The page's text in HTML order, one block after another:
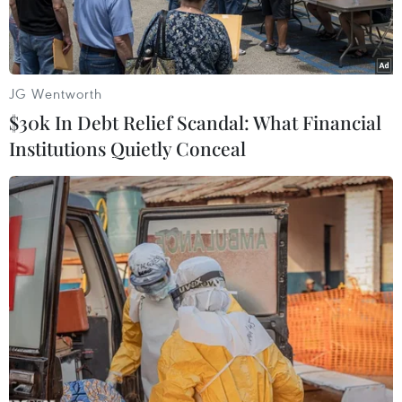
Quy hoạch vùng Đông Nam Bộ đã nghiên cứu và đưa ra những
nhận diện, đề xuất có tính mới, đột phá. (Nhật Bắc/VGP)
Quy hoạch vùng Đông Nam Bộ thời kỳ 2021-
2030, tầm nhìn đến năm 2050 là bước cụ thể
JG Wentworth
$30k In Debt Relief Scandal: What Financial
Institutions Quietly Conceal